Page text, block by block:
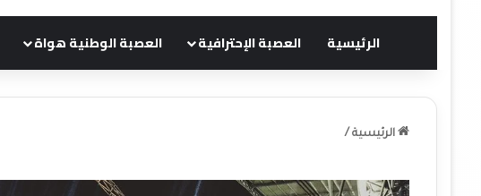
الرئيسية العصبة الإحترافية العصبة الوطنية هواة
الرئيسية /